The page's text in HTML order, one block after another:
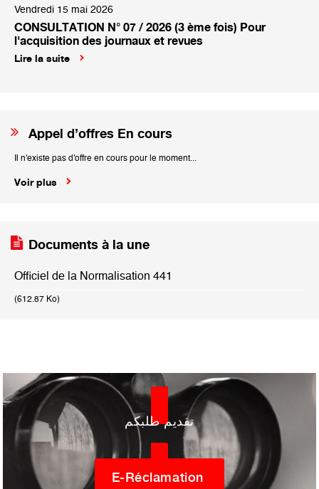
Vendredi 15 mai 2026
CONSULTATION N° 07 / 2026 (3 ème fois) Pour
l'acquisition des journaux et revues
Lire la suite
Appel d’offres En cours
Il n'existe pas d'offre en cours pour le moment...
Voir plus
Documents à la une
Officiel de la Normalisation 441
(612.87 Ko)
تقديم طلبكم
E-Réclamation